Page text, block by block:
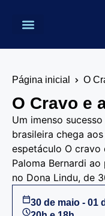
Página inicial O
O Cravo e
Um imenso
brasileira chega
espetáculo O cravo
Paloma Bernardi
no Dona Lindu, de
30 de maio - 01